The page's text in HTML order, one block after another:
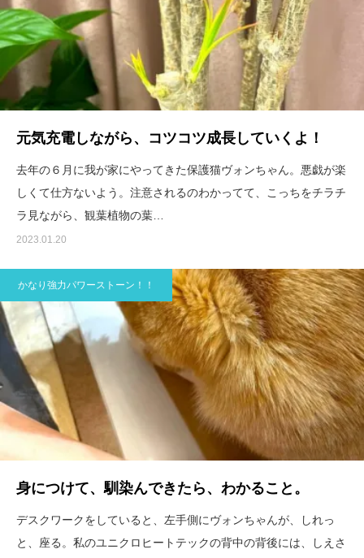
元気充電しながら、コツコツ成長していくよ！
去年の６月に我が家にやってきた保護猫ヴォンちゃん。悪戯が楽
しくて仕方ないよう。注意されるのわかってて、こっちをチラチ
ラ見ながら、観葉植物の葉…
2023.01.20
かなり強力パワーストーン！！
身につけて、馴染んできたら、わかること。
デスクワークをしていると、左手側にヴォンちゃんが、しれっ
と、座る。私のユニクロヒートテックの背中の背後には、しえさ